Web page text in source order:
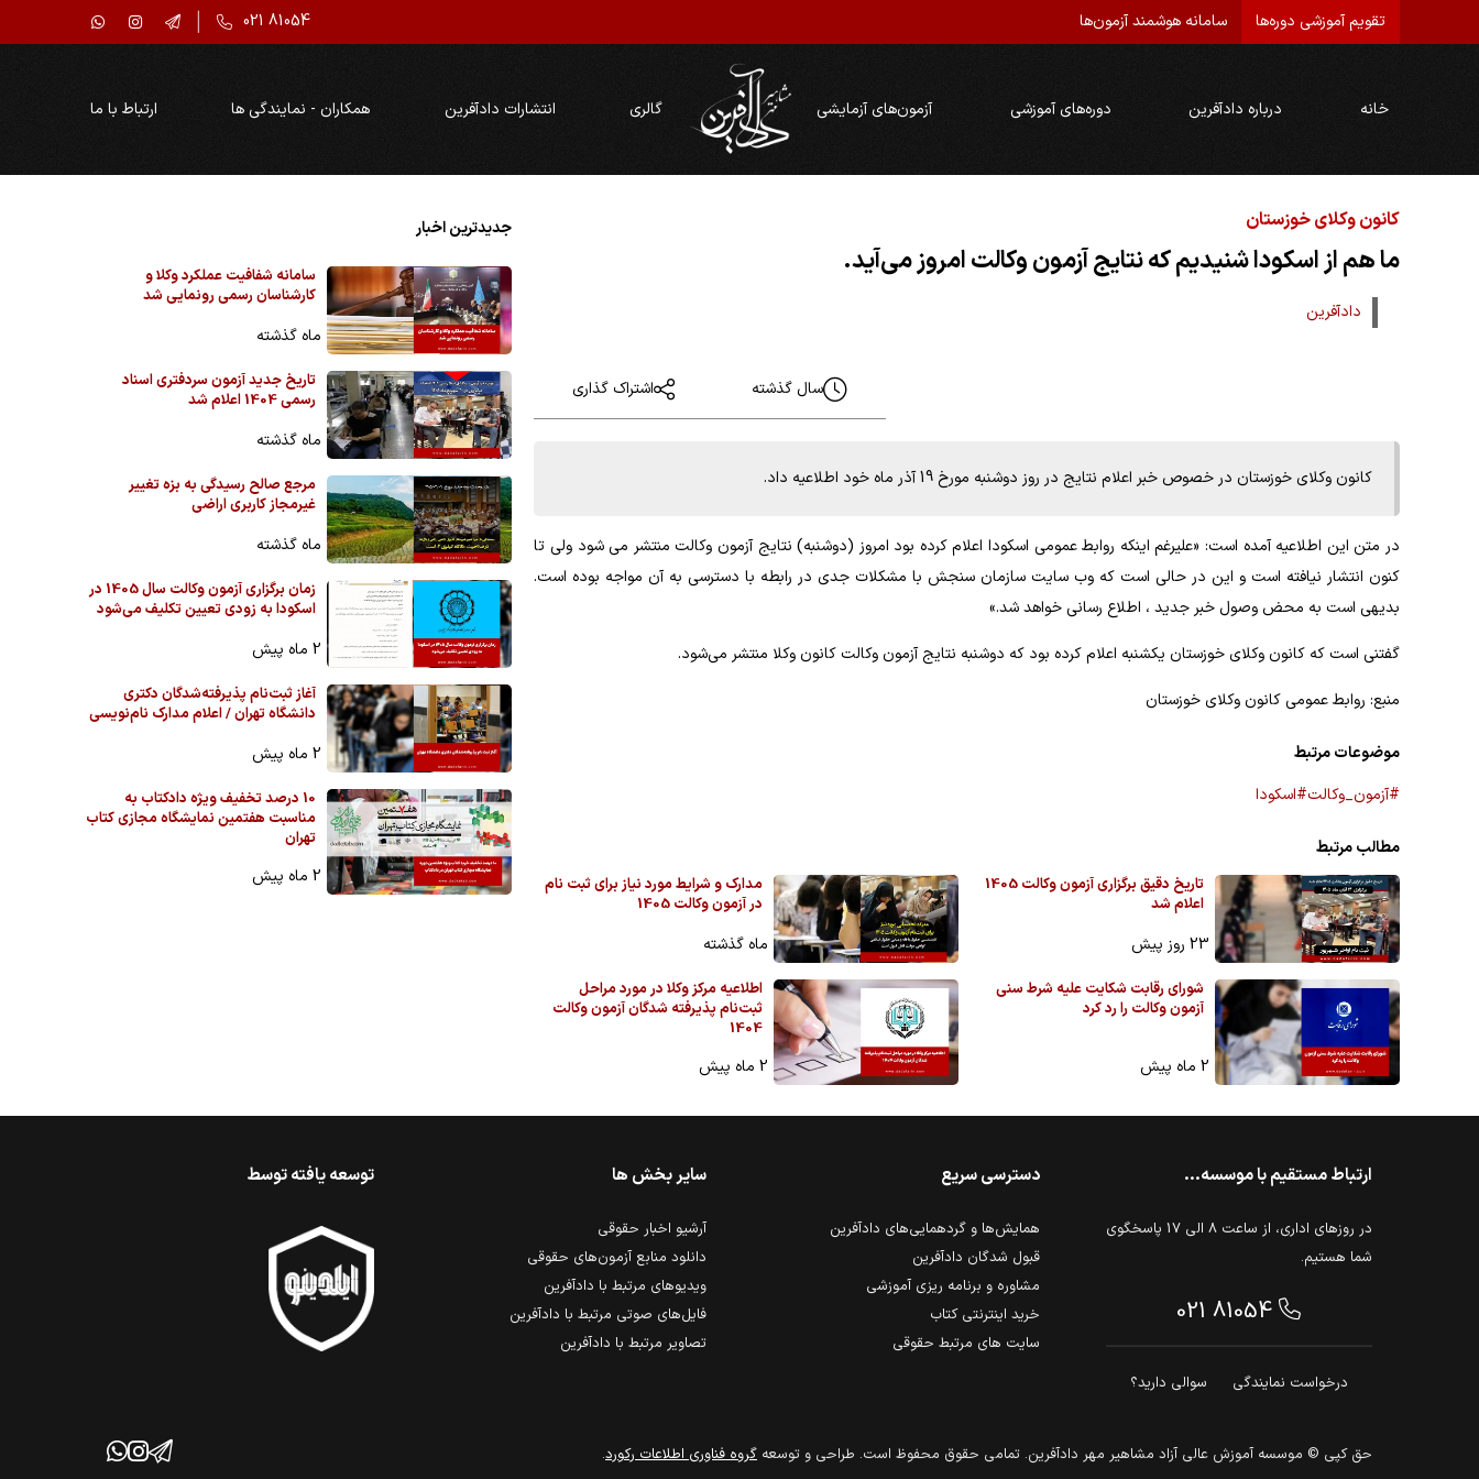
تقویم آموزشی دوره‌ها سامانه هوشمند آزمون‌ها 021 81054
خانه درباره دادآفرین دوره‌های آموزشی آزمون‌های آزمایشی گالری انتشارات دادآفرین همکاران - نمایندگی ها ارتباط با ما
کانون وکلای خوزستان
ما هم از اسکودا شنیدیم که نتایج آزمون وکالت امروز می‌آید.
دادآفرین
سال گذشته اشتراک گذاری
کانون وکلای خوزستان در خصوص خبر اعلام نتایج در روز دوشنبه مورخ 19 آذر ماه خود اطلاعیه داد.
در متن این اطلاعیه آمده است: «علیرغم اینکه روابط عمومی اسکودا اعلام کرده بود امروز (دوشنبه) نتایج آزمون وکالت منتشر می شود ولی تا
کنون انتشار نیافته است و این در حالی است که وب سایت سازمان سنجش با مشکلات جدی در رابطه با دسترسی به آن مواجه بوده است.
بدیهی است به محض وصول خبر جدید ، اطلاع رسانی خواهد شد.»
گفتنی است که کانون وکلای خوزستان یکشنبه اعلام کرده بود که دوشنبه نتایج آزمون وکالت کانون وکلا منتشر می‌شود.
منبع: روابط عمومی کانون وکلای خوزستان
موضوعات مرتبط
#آزمون_وکالت#اسکودا
مطالب مرتبط
تاریخ دقیق برگزاری آزمون وکالت 1405
اعلام شد
23 روز پیش
مدارک و شرایط مورد نیاز برای ثبت نام
در آزمون وکالت 1405
ماه گذشته
شورای رقابت شکایت علیه شرط سنی
آزمون وکالت را رد کرد
2 ماه پیش
اطلاعیه مرکز وکلا در مورد مراحل
ثبت‌نام پذیرفته شدگان آزمون وکالت
1404
2 ماه پیش
جدیدترین اخبار
سامانه شفافیت عملکرد وکلا و
کارشناسان رسمی رونمایی شد
ماه گذشته
تاریخ جدید آزمون سردفتری اسناد
رسمی 1404 اعلام شد
ماه گذشته
مرجع صالح رسیدگی به بزه تغییر
غیرمجاز کاربری اراضی
ماه گذشته
زمان برگزاری آزمون وکالت سال 1405 در
اسکودا به زودی تعیین تکلیف می‌شود
2 ماه پیش
آغاز ثبت‌نام پذیرفته‌شدگان دکتری
دانشگاه تهران / اعلام مدارک نام‌نویسی
2 ماه پیش
10 درصد تخفیف ویژه دادکتاب به
مناسبت هفتمین نمایشگاه مجازی کتاب
تهران
2 ماه پیش
ارتباط مستقیم با موسسه...
در روزهای اداری، از ساعت 8 الی 17 پاسخگوی
شما هستیم.
021 81054
درخواست نمایندگی سوالی دارید؟
دسترسی سریع
همایش‌ها و گردهمایی‌های دادآفرین
قبول شدگان دادآفرین
مشاوره و برنامه ریزی آموزشی
خرید اینترنتی کتاب
سایت های مرتبط حقوقی
سایر بخش ها
آرشیو اخبار حقوقی
دانلود منابع آزمون‌های حقوقی
ویدیوهای مرتبط با دادآفرین
فایل‌های صوتی مرتبط با دادآفرین
تصاویر مرتبط با دادآفرین
توسعه یافته توسط
حق كپي © موسسه آموزش عالی آزاد مشاهیر مهر دادآفرین. تمامي حقوق محفوظ است. طراحي و توسعه گروه فناوري اطلاعات ركورد.